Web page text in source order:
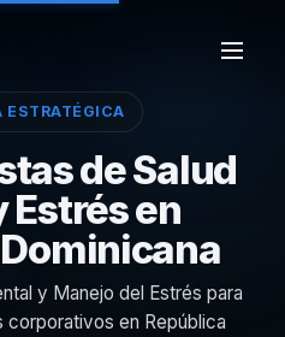
ESTRATÉGICA
de Salud
Estrés en
y Manejo del Estrés para
en República